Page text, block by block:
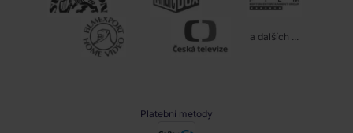
a dalších ...
Platební metody